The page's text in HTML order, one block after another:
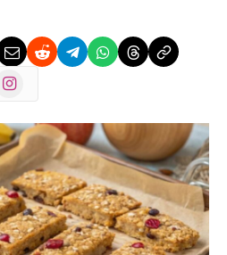
Instagram